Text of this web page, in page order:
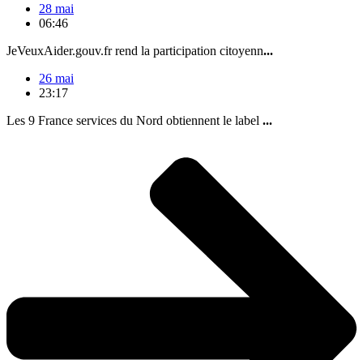
28 mai
06:46
JeVeuxAider.gouv.fr rend la participation citoyenn...
26 mai
23:17
Les 9 France services du Nord obtiennent le label ...